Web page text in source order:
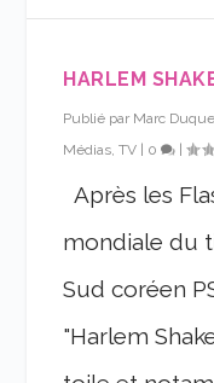
HARLEM
Publié par Marc
Médias, TV
0 |
Après les
mondiale du
Sud coréen
"Harlem